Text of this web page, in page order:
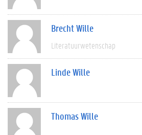
Brecht Wille
Literatuurwetenschap
Linde Wille
Thomas Wille